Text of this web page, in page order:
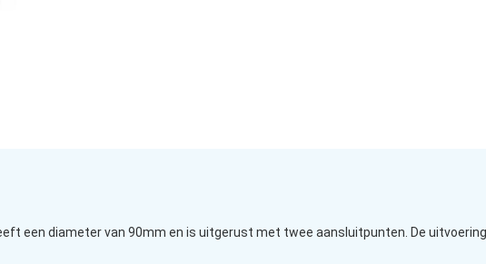
een diameter van 90mm en is uitgerust met twee aansluitpunten. De